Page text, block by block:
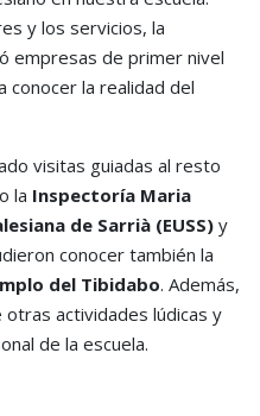
y los servicios, la
empresas de primer nivel
conocer la realidad del
visitas guiadas al resto
la Inspectoría Maria
de Sarrià (EUSS) y
conocer también la
del Tibidabo. Además,
actividades lúdicas y
de la escuela.